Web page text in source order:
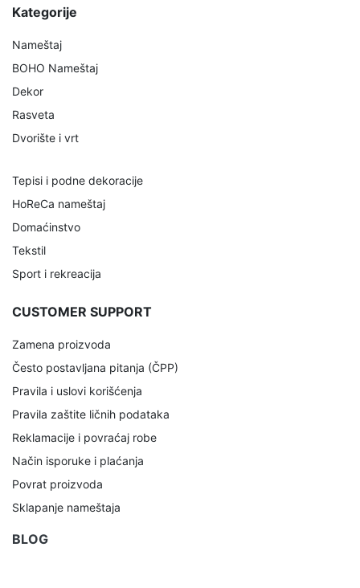
Kategorije
Nameštaj
BOHO Nameštaj
Dekor
Rasveta
Dvorište i vrt
Tepisi i podne dekoracije
HoReCa nameštaj
Domaćinstvo
Tekstil
Sport i rekreacija
CUSTOMER SUPPORT
Zamena proizvoda
Često postavljana pitanja (ČPP)
Pravila i uslovi korišćenja
Pravila zaštite ličnih podataka
Reklamacije i povraćaj robe
Način isporuke i plaćanja
Povrat proizvoda
Sklapanje nameštaja
BLOG